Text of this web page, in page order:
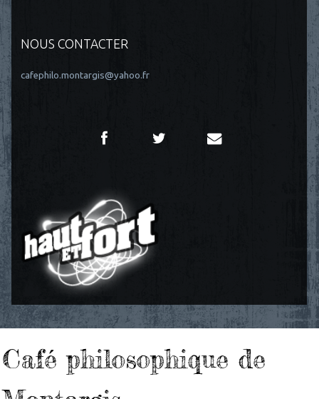
NOUS CONTACTER
cafephilo.montargis@yahoo.fr
Café philosophique de